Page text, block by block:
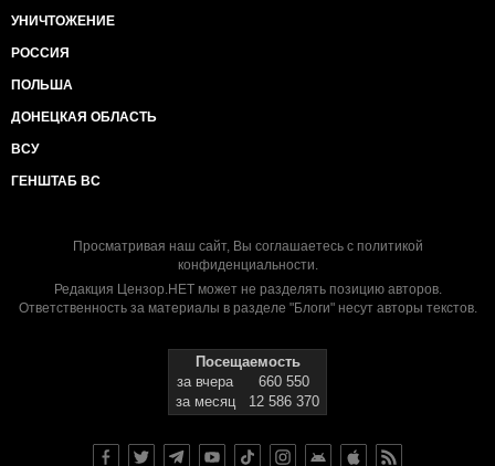
УНИЧТОЖЕНИЕ
РОССИЯ
ПОЛЬША
ДОНЕЦКАЯ ОБЛАСТЬ
ВСУ
ГЕНШТАБ ВС
Просматривая наш сайт, Вы соглашаетесь с политикой
конфиденциальности.
Редакция Цензор.НЕТ может не разделять позицию авторов.
Ответственность за материалы в разделе "Блоги" несут авторы текстов.
Посещаемость
за вчера
660 550
за месяц
12 586 370